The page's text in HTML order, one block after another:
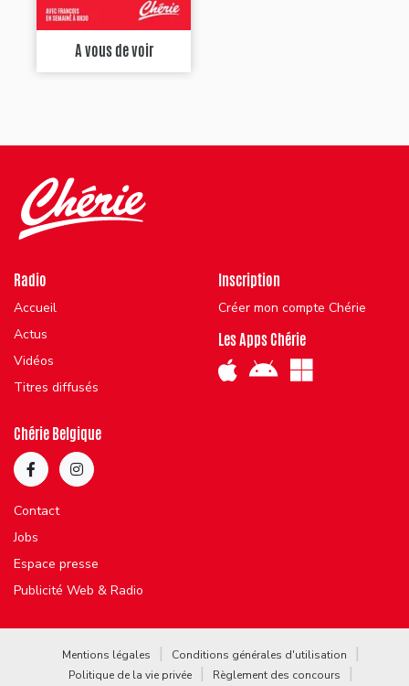
A vous de voir
Radio
Accueil
Actus
Vidéos
Titres diffusés
Inscription
Créer mon compte Chérie
Les Apps Chérie
Chérie Belgique
Contact
Jobs
Espace presse
Publicité Web & Radio
Mentions légales
Conditions générales d'utilisation
Politique de la vie privée
Règlement des concours